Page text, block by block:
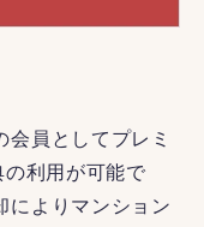
会員としてプレミ
利用が可能で
によりマンション